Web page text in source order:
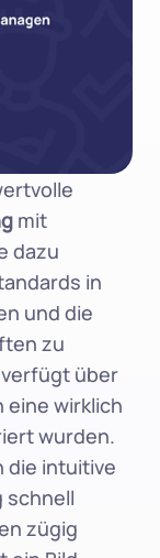
mit
dazu
in
und die
zu
über
eine wirklich
wurden.
die intuitive
zügig